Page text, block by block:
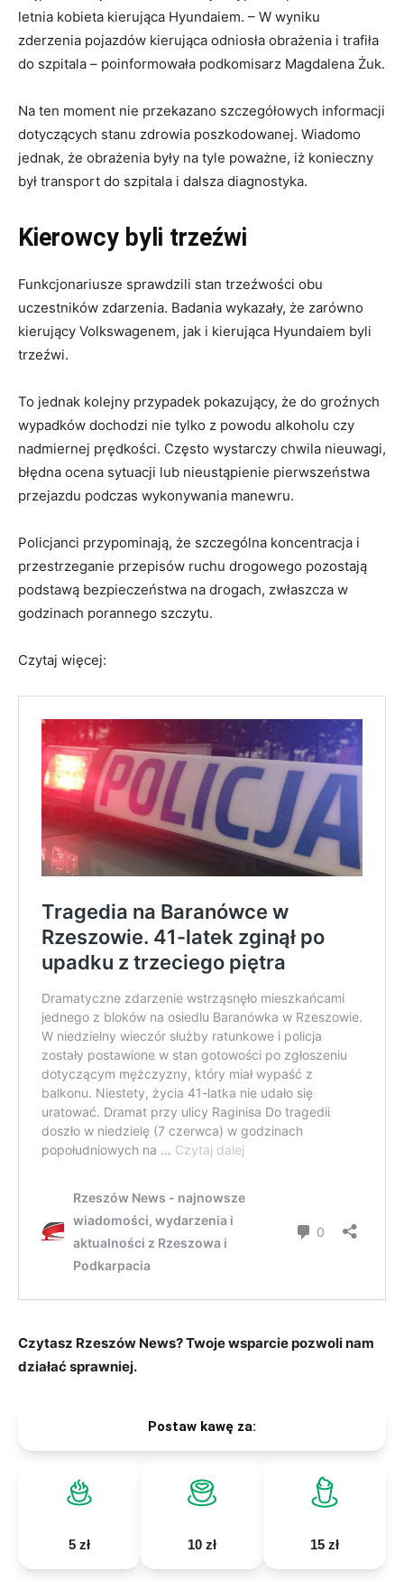
letnia kobieta kierująca Hyundaiem. – W wyniku
zderzenia pojazdów kierująca odniosła obrażenia i trafiła
do szpitala – poinformowała podkomisarz Magdalena Żuk.
Na ten moment nie przekazano szczegółowych informacji
dotyczących stanu zdrowia poszkodowanej. Wiadomo
jednak, że obrażenia były na tyle poważne, iż konieczny
był transport do szpitala i dalsza diagnostyka.
Kierowcy byli trzeźwi
Funkcjonariusze sprawdzili stan trzeźwości obu
uczestników zdarzenia. Badania wykazały, że zarówno
kierujący Volkswagenem, jak i kierująca Hyundaiem byli
trzeźwi.
To jednak kolejny przypadek pokazujący, że do groźnych
wypadków dochodzi nie tylko z powodu alkoholu czy
nadmiernej prędkości. Często wystarczy chwila nieuwagi,
błędna ocena sytuacji lub nieustąpienie pierwszeństwa
przejazdu podczas wykonywania manewru.
Policjanci przypominają, że szczególna koncentracja i
przestrzeganie przepisów ruchu drogowego pozostają
podstawą bezpieczeństwa na drogach, zwłaszcza w
godzinach porannego szczytu.
Czytaj więcej:
Czytasz Rzeszów News? Twoje wsparcie pozwoli nam
działać sprawniej.
Postaw kawę za:
5 zł 10 zł 15 zł